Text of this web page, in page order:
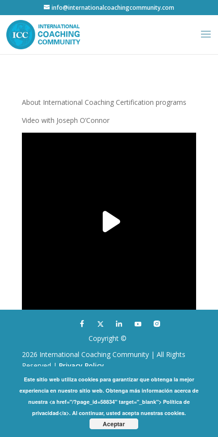
info@internationalcoachingcommunity.com
About International Coaching Certification programs
Video with Joseph O’Connor
Copyright ©
2026 International Coaching Community | All Rights
Reserved | Privacy Policy
Este sitio web utiliza cookies para garantizar que obtenga la mejor
experiencia en nuestro sitio web. Obtenga más información acerca de
nuestra <a href="/?page_id=58834" target="_blank"> Política de
privacidad</a>. Al continuar, usted acepta nuestras cookies.
Aceptar